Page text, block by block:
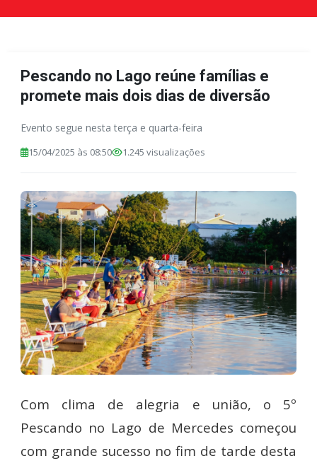
Pescando no Lago reúne famílias e
promete mais dois dias de diversão
Evento segue nesta terça e quarta-feira
15/04/2025 às 08:50 1.245 visualizações
Com clima de alegria e união, o 5º
Pescando no Lago de Mercedes começou
com grande sucesso no fim de tarde desta